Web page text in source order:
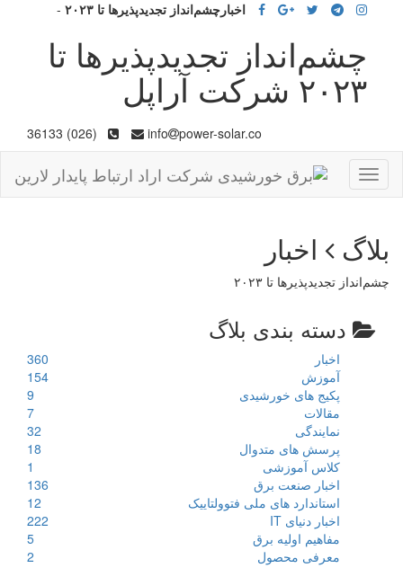
اخبارچشم‌انداز تجدید‌پذیرها تا ۲۰۲۳ -
چشم‌انداز تجدید‌پذیرها تا
۲۰۲۳ شرکت آراپل
info power-solar.co
(026) 36133
Toggle
navigation
بلاگ اخبار
چشم‌انداز تجدید‌پذیرها تا ۲۰۲۳
دسته بندی بلاگ
اخبار
360
آموزش
154
پکیج های خورشیدی
9
مقالات
7
نمایندگی
32
پرسش های متدوال
18
کلاس آموزشی
1
اخبار صنعت برق
136
استاندارد های ملی فتوولتاییک
12
اخبار دنیای IT
222
مفاهیم اولیه برق
5
معرفی محصول
2